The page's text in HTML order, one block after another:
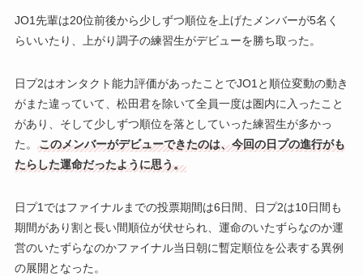
JO1先輩は20位前後から少しずつ順位を上げたメンバーが5名く
らいいたり、上がり調子の練習生がデビューを勝ち取った。
日プ2はオンタクト能力評価があったことでJO1と順位変動の動き
がまた違っていて、松田君を除いて全員一度は圏内に入ったこと
があり、そして少しずつ順位を落としていった練習生が多かっ
た。
このメンバーがデビューできたのは、今回の日プの進行がも
たらした運命だったように思う。
日プ1ではファイナルまでの投票期間は6日間、日プ2は10日間も
期間があり割と長い間順位が伏せられ、運命のいたずらなのか運
営のいたずらなのかファイナル当日朝に暫定順位を公表する異例
の展開となった。